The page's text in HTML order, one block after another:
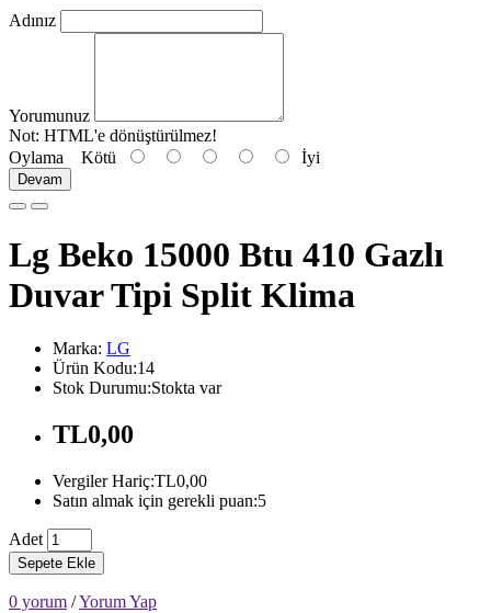
Adınız
Yorumunuz
Not: HTML'e dönüştürülmez!
Oylama Kötü İyi
Devam
Lg Beko 15000 Btu 410 Gazlı
Duvar Tipi Split Klima
Marka: LG
Ürün Kodu:14
Stok Durumu:Stokta var
TL0,00
Vergiler Hariç:TL0,00
Satın almak için gerekli puan:5
Adet
Sepete Ekle
0 yorum /Yorum Yap